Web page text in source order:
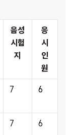
음성
시험
지
응
시
인
원
7 6
7 6